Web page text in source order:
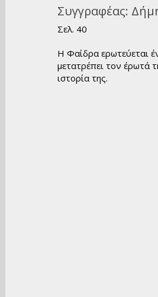
Συγγραφέας:
Σελ. 40
Η Φαίδρα ερωτεύεται
μετατρέπει τον έρωτά
ιστορία της.